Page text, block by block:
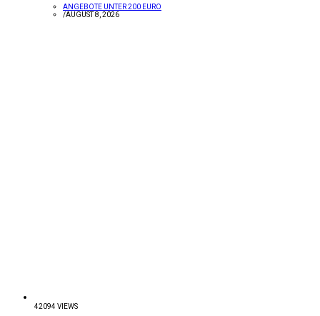
ANGEBOTE UNTER 200 EURO
/AUGUST 8, 2026
42094 VIEWS